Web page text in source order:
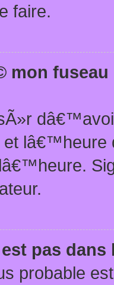
faire.
mon
et
pas dans
probable